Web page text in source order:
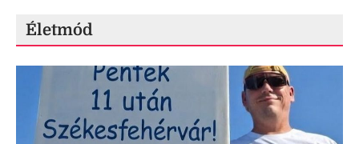
Életmód